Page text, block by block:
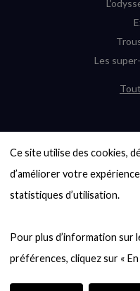
Ce site utilise des cookies,
d’améliorer votre
statistiques d’utilisation.
Pour plus d’information sur
Les
6000
Quel
Entre
quête